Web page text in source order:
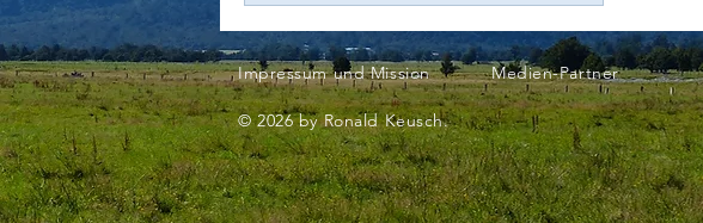
Impressum und Mission Medien-Partner
© 2026 by Ronald Keusch.